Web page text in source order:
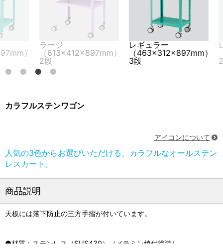
）
（463×312×897mm）
レギュラー
（
カラフルステンワゴン
アイコンについて
人気の3色からお選びいただける、カラフルなオールステン
レスカート。
商品説明
天板には落下防止の三方手摺が付いています。
●材質：ステンレス（SUS430）（メラミン焼付塗装）